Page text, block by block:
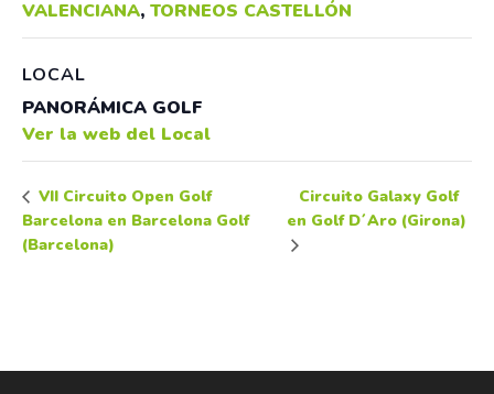
VALENCIANA, TORNEOS CASTELLÓN
LOCAL
PANORÁMICA GOLF
Ver la web del Local
VII Circuito Open Golf
Barcelona en Barcelona Golf
(Barcelona)
Circuito Galaxy Golf
en Golf D´Aro (Girona)